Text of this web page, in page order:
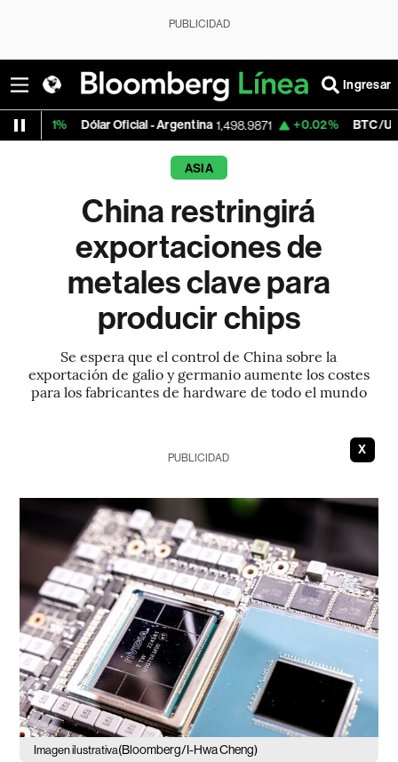
PUBLICIDAD
Ingresar
Dólar Oficial - Argentina 1,498.9871 +0.02% BTC/USD
ASIA
China restringirá
exportaciones de
metales clave para
producir chips
Se espera que el control de China sobre la
exportación de galio y germanio aumente los costes
para los fabricantes de hardware de todo el mundo
X
PUBLICIDAD
Imagen ilustrativa(Bloomberg/I-Hwa Cheng)